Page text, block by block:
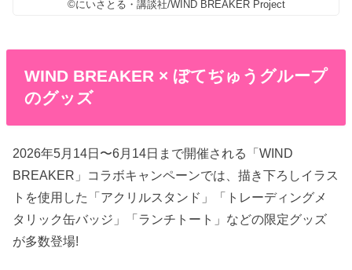
©にいさとる・講談社/WIND BREAKER Project
WIND BREAKER × ぼてぢゅうグループ
のグッズ
2026年5月14日〜6月14日まで開催される「WIND
BREAKER」コラボキャンペーンでは、描き下ろしイラス
トを使用した「アクリルスタンド」「トレーディングメ
タリック缶バッジ」「ランチトート」などの限定グッズ
が多数登場!